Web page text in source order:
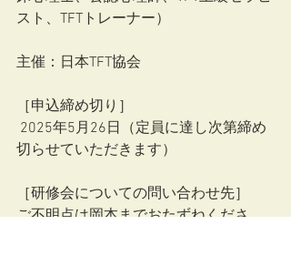
スト、TFTトレーナー）
主催：日本TFT協会
［申込締め切り］
切らせていただきます）
［研修会についての問い合わせ先］
ご不明点は岡本までおたずねくださ